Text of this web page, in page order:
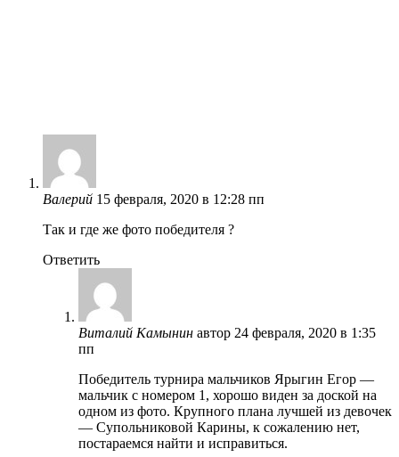
Валерий 15 февраля, 2020 в 12:28 пп
Так и где же фото победителя ?
Ответить
Виталий Камынин автор 24 февраля, 2020 в 1:35
пп
Победитель турнира мальчиков Ярыгин Егор —
мальчик с номером 1, хорошо виден за доской на
одном из фото. Крупного плана лучшей из девочек
— Супольниковой Карины, к сожалению нет,
постараемся найти и исправиться.